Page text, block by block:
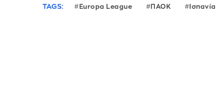
TAGS: Europa League ΠΑΟΚ Ισπανία